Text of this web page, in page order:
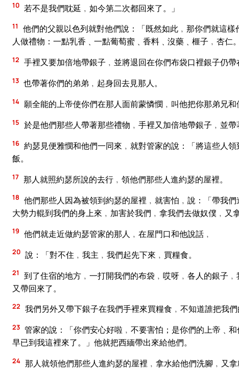
10 若不是我們耽延﹐如今第二次都回來了。」
11
他們的父親以色列就對他們說：「既然如此﹐那你們就這
人做禮物：一點乳香﹑一點葡萄蜜﹑香料﹑沒藥﹑榧子﹐杏仁。
12 手裡又要加倍地帶銀子﹐並將退回在你們布袋口裡銀子仍帶
13 也帶著你們的弟弟﹐起身回去見那人。
14 願全能的上帝使你們在那人面前蒙憐憫﹐叫他把你那弟兄
15 於是他們那些人帶著那些禮物﹐手裡又加倍地帶銀子﹐並
16 約瑟見便雅憫和他們一同來﹐就對管家的說：「將這些人
飯。
17 那人就照約瑟所說的去行﹐領他們那些人進約瑟的屋裡。
18 他們那些人因為被領到約瑟的屋裡﹐就害怕﹐說：「帶我
大勢力輥到我們的身上來﹐加害於我們﹐拿我們去做奴僕﹐又
19 他們就走近做約瑟管家的那人﹐在屋門口和他說話﹐
20 說：「對不住﹐我主﹐我們起先下來﹐買糧食。
21
到了住宿的地方﹐一打開我們的布袋﹐哎呀﹐各人的銀子
又帶回來了。
22 我們另外又帶下銀子在我們手裡來買糧食﹐不知道誰把我
23 管家的說：「你們安心好啦﹐不要害怕；是你們的上帝﹑
早已到我這裡來了。」他就把西緬帶出來給他們。
24 那人就領他們那些人進約瑟的屋裡﹐拿水給他們洗腳﹐又拿